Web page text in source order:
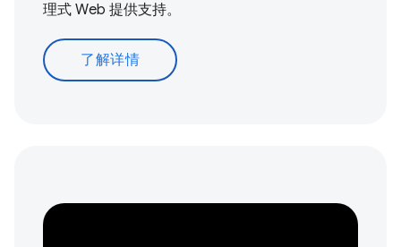
理式 Web 提供支持。
了解详情